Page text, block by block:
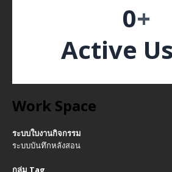
0+
Active
Work Space
ระบบใบงานกิจกรรม
ระบบบันทึกหลังสอน
กลุ่ม Tag